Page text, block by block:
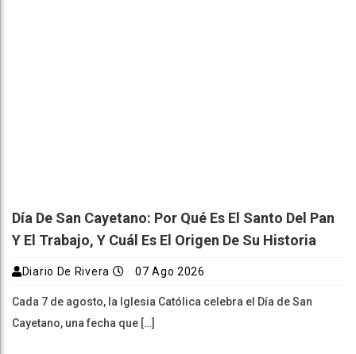
Día De San Cayetano: Por Qué Es El Santo Del Pan
Y El Trabajo, Y Cuál Es El Origen De Su Historia
Diario De Rivera 07 Ago 2026
Cada 7 de agosto, la Iglesia Católica celebra el Día de San
Cayetano, una fecha que […]